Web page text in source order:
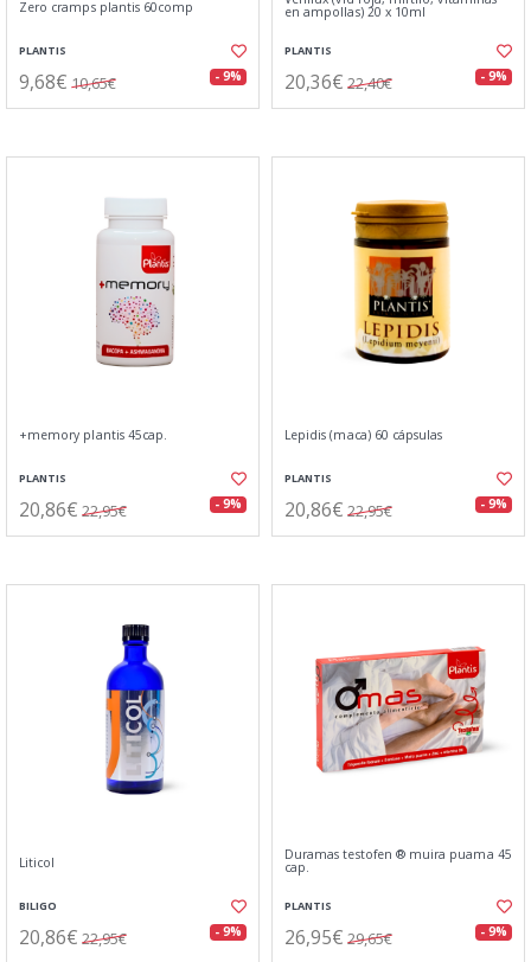
Zero cramps plantis 60comp
PLANTIS
9,68€ 10,65€ - 9%
en ampollas) 20 x 10ml
PLANTIS
20,36€ 22,40€ - 9%
+memory plantis 45cap.
PLANTIS
20,86€ 22,95€ - 9%
Lepidis (maca) 60 cápsulas
PLANTIS
20,86€ 22,95€ - 9%
Liticol
BILIGO
20,86€ 22,95€ - 9%
Duramas testofen ® muira puama 45
cap.
PLANTIS
26,95€ 29,65€ - 9%